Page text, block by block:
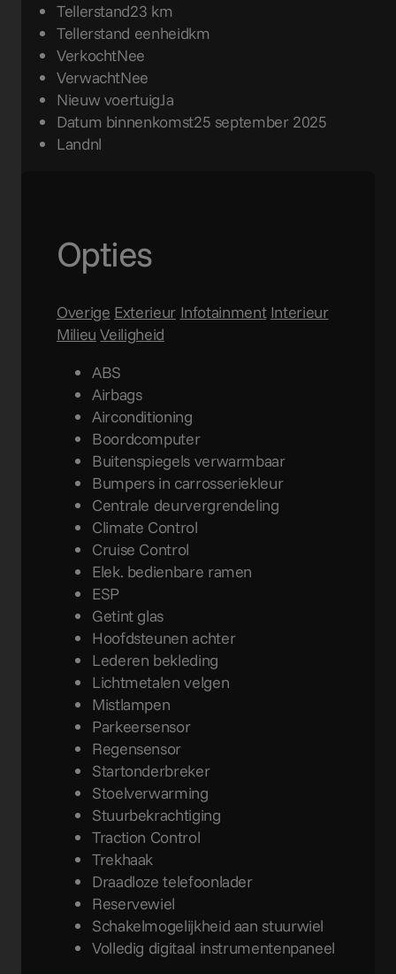
Tellerstand23 km
Tellerstand eenheidkm
VerkochtNee
VerwachtNee
Nieuw voertuigJa
Datum binnenkomst25 september 2025
Landnl
Opties
Overige Exterieur Infotainment Interieur
Milieu Veiligheid
ABS
Airbags
Airconditioning
Boordcomputer
Buitenspiegels verwarmbaar
Bumpers in carrosseriekleur
Centrale deurvergrendeling
Climate Control
Cruise Control
Elek. bedienbare ramen
ESP
Getint glas
Hoofdsteunen achter
Lederen bekleding
Lichtmetalen velgen
Mistlampen
Parkeersensor
Regensensor
Startonderbreker
Stoelverwarming
Stuurbekrachtiging
Traction Control
Trekhaak
Draadloze telefoonlader
Reservewiel
Schakelmogelijkheid aan stuurwiel
Volledig digitaal instrumentenpaneel